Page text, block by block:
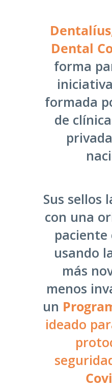
Dental
forma
formada
de
Sus sellos
con una
paciente
usando
más
menos
un
ideado